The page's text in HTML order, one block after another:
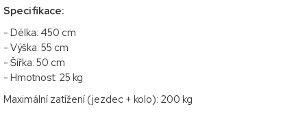
Specifikace:
- Délka: 450 cm
- Výška: 55 cm
- Šířka: 50 cm
- Hmotnost: 25 kg
Maximální zatížení (jezdec + kolo): 200 kg